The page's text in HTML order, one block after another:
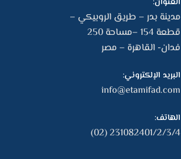
مدينة بدر – طريق الروبيكي –
قطعة 154 –مساحة 250
فدان- القاهرة – مصر
البريد الإلكتروني:
info@etamifad.com
الهاتف:
231082401/2/3/4 (02)